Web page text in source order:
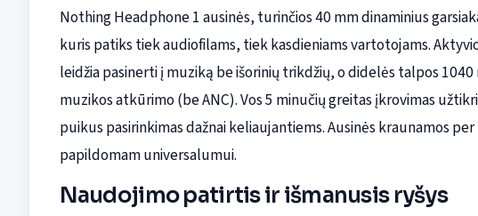
Nothing Headphone 1 ausinės, turinčios 40 mm dinaminius
kuris patiks tiek audiofilams, tiek kasdieniams vartotojams.
leidžia pasinerti į muziką be išorinių trikdžių, o didelės talpos
muzikos atkūrimo (be ANC). Vos 5 minučių greitas įkrovimas
puikus pasirinkimas dažnai keliaujantiems. Ausinės kraunamos
papildomam universalumui.
Naudojimo patirtis ir išmanusis ryšys